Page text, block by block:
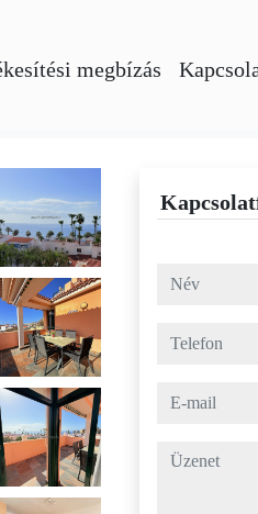
megbízás
név
telefon
e-mail
Üzenet